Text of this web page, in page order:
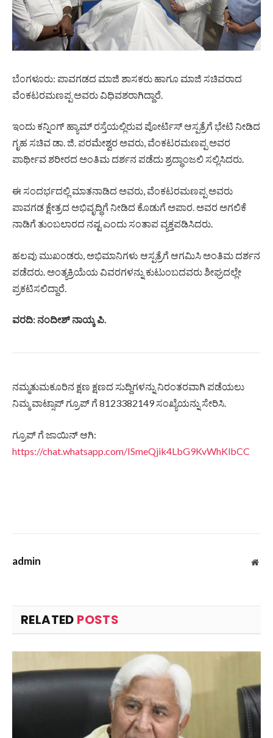
ಬೆಂಗಳೂರು: ಪಾವಗಡದ ಮಾಜಿ ಶಾಸಕರು ಹಾಗೂ ಮಾಜಿ ಸಚಿವರಾದ
ವೆಂಕಟರಮಣಪ್ಪ ಅವರು ವಿಧಿವಶರಾಗಿದ್ದಾರೆ.
ಇಂದು ಕನ್ನಿಂಗ್‌ ಹ್ಯಾಮ್ ರಸ್ತೆಯಲ್ಲಿರುವ ಪೋರ್ಟಿಸ್ ಆಸ್ಪತ್ರೆಗೆ ಭೇಟಿ ನೀಡಿದ
ಗೃಹ ಸಚಿವ ಡಾ. ಜಿ. ಪರಮೇಶ್ವರ ಅವರು, ವೆಂಕಟರಮಣಪ್ಪ ಅವರ
ಪಾರ್ಥೀವ ಶರೀರದ ಅಂತಿಮ ದರ್ಶನ ಪಡೆದು ಶ್ರದ್ಧಾಂಜಲಿ ಸಲ್ಲಿಸಿದರು.
ಈ ಸಂದರ್ಭದಲ್ಲಿ ಮಾತನಾಡಿದ ಅವರು, ವೆಂಕಟರಮಣಪ್ಪ ಅವರು
ಪಾವಗಡ ಕ್ಷೇತ್ರದ ಅಭಿವೃದ್ಧಿಗೆ ನೀಡಿದ ಕೊಡುಗೆ ಅಪಾರ. ಅವರ ಅಗಲಿಕೆ
ನಾಡಿಗೆ ತುಂಬಲಾರದ ನಷ್ಟ ಎಂದು ಸಂತಾಪ ವ್ಯಕ್ತಪಡಿಸಿದರು.
ಹಲವು ಮುಖಂಡರು, ಅಭಿಮಾನಿಗಳು ಆಸ್ಪತ್ರೆಗೆ ಆಗಮಿಸಿ ಅಂತಿಮ ದರ್ಶನ
ಪಡೆದರು. ಅಂತ್ಯಕ್ರಿಯೆಯ ವಿವರಗಳನ್ನು ಕುಟುಂಬದವರು ಶೀಘ್ರದಲ್ಲೇ
ಪ್ರಕಟಿಸಲಿದ್ದಾರೆ.
ವರದಿ: ನಂದೀಶ್ ನಾಯ್ಕ ಪಿ.
ನಮ್ಮತುಮಕೂರಿನ ಕ್ಷಣ ಕ್ಷಣದ ಸುದ್ದಿಗಳನ್ನು ನಿರಂತರವಾಗಿ ಪಡೆಯಲು
ನಿಮ್ಮ ವಾಟ್ಸಾಪ್ ಗ್ರೂಪ್ ಗೆ 8123382149 ಸಂಖ್ಯೆಯನ್ನು ಸೇರಿಸಿ.
ಗ್ರೂಪ್ ಗೆ ಜಾಯಿನ್ ಆಗಿ:
https://chat.whatsapp.com/ISmeQjik4LbG9KvWhKlbCC
admin
RELATED POSTS